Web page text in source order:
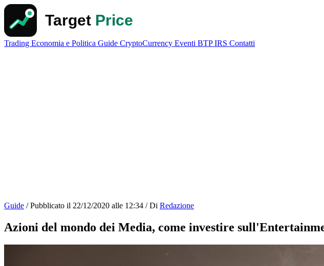
Trading Economia e Politica Guide CryptoCurrency Eventi BTPIRS Contatti
Guide / Pubblicato il 22/12/2020 alle 12:34 / Di Redazione
Azioni del mondo dei Media, come investire